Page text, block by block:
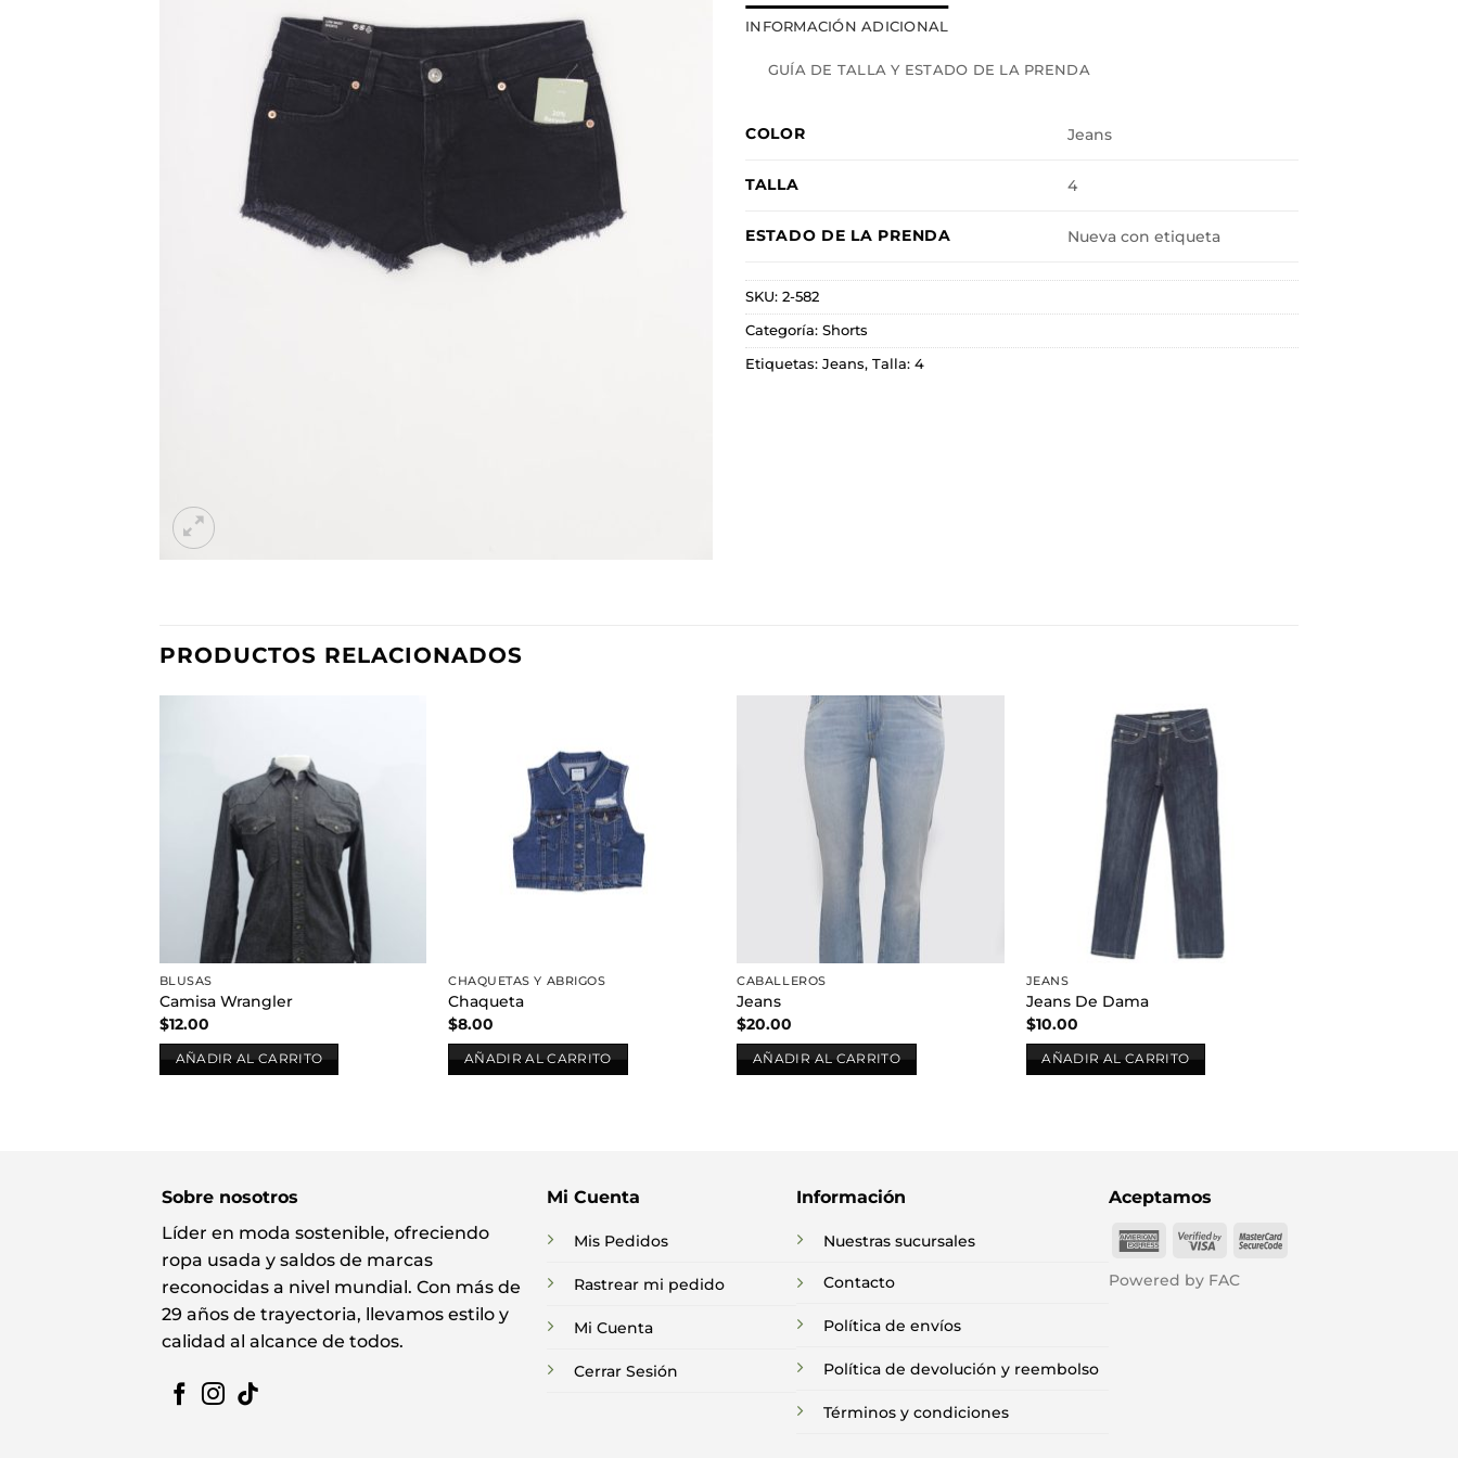
INFORMACIÓN ADICIONAL
GUÍA DE TALLA Y ESTADO DE LA PRENDA
COLOR Jeans
TALLA 4
ESTADO DE LA PRENDA Nueva con etiqueta
SKU: 2-582
Categoría: Shorts
Etiquetas: Jeans, Talla: 4
PRODUCTOS RELACIONADOS
BLUSAS
Camisa Wrangler
$12.00
AÑADIR AL CARRITO
CHAQUETAS Y ABRIGOS
Chaqueta
$8.00
AÑADIR AL CARRITO
Añadir
CABALLEROS
Jeans
$20.00
AÑADIR AL CARRITO
JEANS
Jeans De Dama
$10.00
AÑADIR AL CARRITO
Sobre nosotros
Líder en moda sostenible, ofreciendo
ropa usada y saldos de marcas
reconocidas a nivel mundial. Con más de
29 años de trayectoria, llevamos estilo y
calidad al alcance de todos.
Mi Cuenta
Mis Pedidos
Rastrear mi pedido
Mi Cuenta
Cerrar Sesión
Información
Nuestras sucursales
Contacto
Política de envíos
Política de devolución y reembolso
Términos y condiciones
Aceptamos
American
Visa
MasterCard
Powered by FAC